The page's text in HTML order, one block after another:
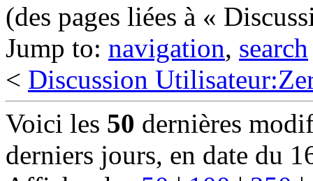
(des pages liées à «
Jump to: navigation, search
< Discussion
Voici les 50 dernières
derniers jours, en date du